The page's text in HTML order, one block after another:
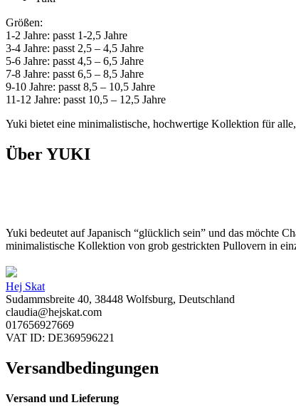
Größen:
1-2 Jahre: passt 1-2,5 Jahre
3-4 Jahre: passt 2,5 – 4,5 Jahre
5-6 Jahre: passt 4,5 – 6,5 Jahre
7-8 Jahre: passt 6,5 – 8,5 Jahre
9-10 Jahre: passt 8,5 – 10,5 Jahre
11-12 Jahre: passt 10,5 – 12,5 Jahre
Yuki bietet eine minimalistische, hochwertige Kollektion für
Über YUKI
Yuki bedeutet auf Japanisch “glücklich sein” und das möchte
minimalistische Kollektion von grob gestrickten Pullovern in
Hej Skat
Sudammsbreite 40, 38448 Wolfsburg, Deutschland
claudia@hejskat.com
017656927669
VAT ID: DE369596221
Versandbedingungen
Versand und Lieferung